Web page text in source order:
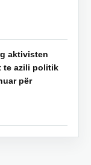
aktivisten
te azili politik
për